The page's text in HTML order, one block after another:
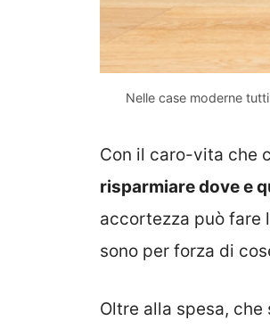
Nelle case moderne
Con il caro-vita che
risparmiare dove e
accortezza può fare
sono per forza di
Oltre alla spesa,